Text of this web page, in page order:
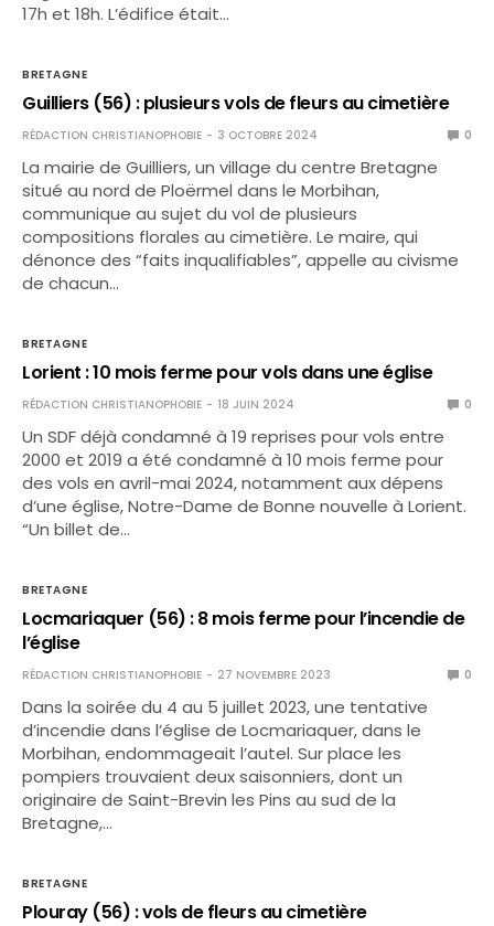
17h et 18h. L’édifice était…
BRETAGNE
Guilliers (56) : plusieurs vols de fleurs au cimetière
RÉDACTION CHRISTIANOPHOBIE 3 OCTOBRE 2024 0
La mairie de Guilliers, un village du centre Bretagne
situé au nord de Ploërmel dans le Morbihan,
communique au sujet du vol de plusieurs
compositions florales au cimetière. Le maire, qui
dénonce des “faits inqualifiables”, appelle au civisme
de chacun…
BRETAGNE
Lorient : 10 mois ferme pour vols dans une église
RÉDACTION CHRISTIANOPHOBIE 18 JUIN 2024 0
Un SDF déjà condamné à 19 reprises pour vols entre
2000 et 2019 a été condamné à 10 mois ferme pour
des vols en avril-mai 2024, notamment aux dépens
d’une église, Notre-Dame de Bonne nouvelle à Lorient.
“Un billet de…
BRETAGNE
Locmariaquer (56) : 8 mois ferme pour l’incendie de
l’église
RÉDACTION CHRISTIANOPHOBIE 27 NOVEMBRE 2023 0
Dans la soirée du 4 au 5 juillet 2023, une tentative
d’incendie dans l’église de Locmariaquer, dans le
Morbihan, endommageait l’autel. Sur place les
pompiers trouvaient deux saisonniers, dont un
originaire de Saint-Brevin les Pins au sud de la
Bretagne,…
BRETAGNE
Plouray (56) : vols de fleurs au cimetière